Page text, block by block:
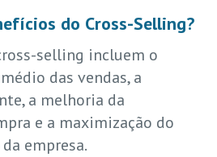
do Cross-Selling?
selling incluem o
das vendas, a
a melhoria da
e a maximização do
empresa.